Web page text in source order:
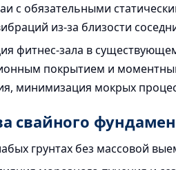
с обязательными
из-за близости
фитнес-зала в
покрытием и
минимизация мокрых
свайного
грунтах без массовой